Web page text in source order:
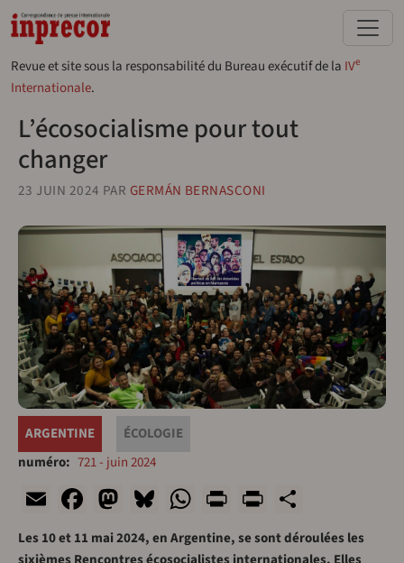
Aller au contenu principal
Revue et site sous la responsabilité du Bureau exécutif de la IVe
Internationale.
L’écosocialisme pour tout
changer
23 JUIN 2024 PAR GERMÁN BERNASCONI
ARGENTINE
ÉCOLOGIE
numéro
721 - juin 2024
EmailFacebook
Mastodon
Bluesky
WhatsApp
Print
Les 10 et 11 mai 2024, en Argentine, se sont déroulées les